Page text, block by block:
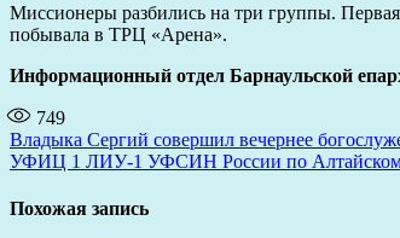
Миссионеры разбились на три группы.
побывала в ТРЦ «Арена».
Информационный отдел Барнаульской
749
Навигация
по
записям
Владыка Сергий совершил вечернее
УФИЦ 1 ЛИУ-1 УФСИН России по Алтайскому
Похожая запись